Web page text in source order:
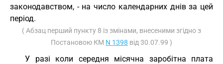
законодавством, - на число календарних днів за цей
період.
( Абзац перший пункту 8 із змінами, внесеними згідно з
Постановою КМ N 1398 від 30.07.99 )
У разі коли середня місячна заробітна плата